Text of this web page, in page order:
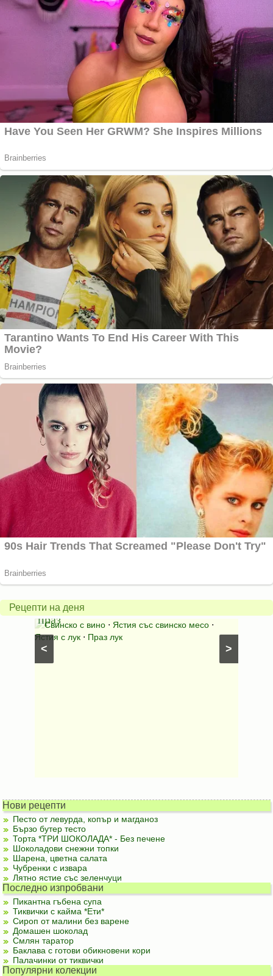
Рецепти на деня
>
<
Свинско
с
праз
Свинско с вино ⋅ Ястия със свинско месо ⋅
Ястия с лук ⋅ Праз лук
с
яйца
Нови рецепти
Песто от левурда, копър и магданоз
Бързо бутер тесто
Торта *ТРИ ШОКОЛАДА* - Без печене
Шоколадови снежни топки
Шарена, цветна салата
Чубренки с извара
Лятно ястие със зеленчуци
Последно изпробвани
Пикантна гъбена супа
Тиквички с кайма *Ети*
Сироп от малини без варене
Домашен шоколад
Смлян таратор
Баклава с готови обикновени кори
Палачинки от тиквички
Популярни колекции